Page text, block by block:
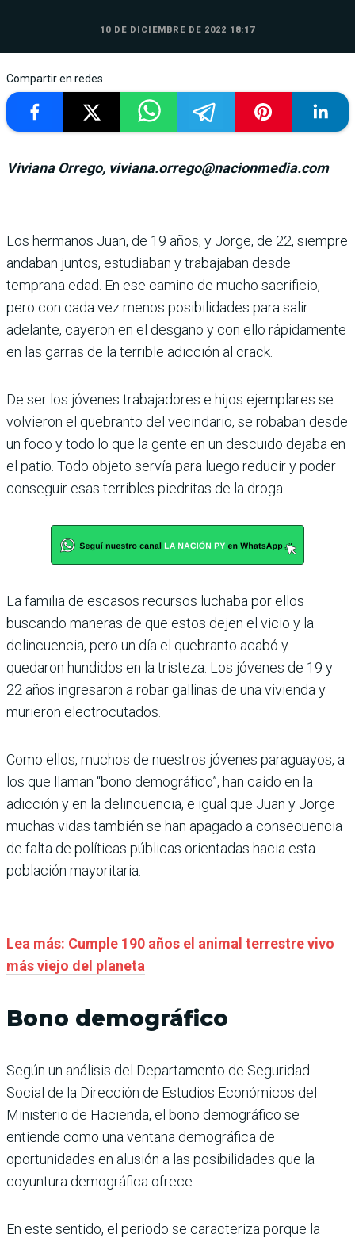
10 DE DICIEMBRE DE 2022 18:17
Compartir en redes
Viviana Orrego, viviana.orrego@nacionmedia.com
Los hermanos Juan, de 19 años, y Jorge, de 22, siempre
andaban juntos, estudiaban y trabajaban desde
temprana edad. En ese camino de mucho sacrificio,
pero con cada vez menos posibilidades para salir
adelante, cayeron en el desgano y con ello rápidamente
en las garras de la terrible adicción al crack.
De ser los jóvenes trabajadores e hijos ejemplares se
volvieron el quebranto del vecindario, se robaban desde
un foco y todo lo que la gente en un descuido dejaba en
el patio. Todo objeto servía para luego reducir y poder
conseguir esas terribles piedritas de la droga.
La familia de escasos recursos luchaba por ellos
buscando maneras de que estos dejen el vicio y la
delincuencia, pero un día el quebranto acabó y
quedaron hundidos en la tristeza. Los jóvenes de 19 y
22 años ingresaron a robar gallinas de una vivienda y
murieron electrocutados.
Como ellos, muchos de nuestros jóvenes paraguayos, a
los que llaman “bono demográfico”, han caído en la
adicción y en la delincuencia, e igual que Juan y Jorge
muchas vidas también se han apagado a consecuencia
de falta de políticas públicas orientadas hacia esta
población mayoritaria.
Lea más: Cumple 190 años el animal terrestre vivo
más viejo del planeta
Bono demográfico
Según un análisis del Departamento de Seguridad
Social de la Dirección de Estudios Económicos del
Ministerio de Hacienda, el bono demográfico se
entiende como una ventana demográfica de
oportunidades en alusión a las posibilidades que la
coyuntura demográfica ofrece.
En este sentido, el periodo se caracteriza porque la